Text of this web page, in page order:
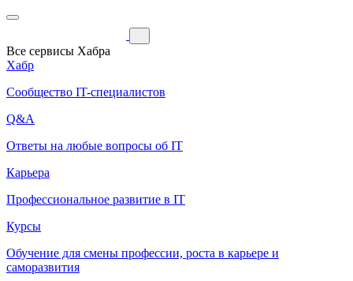
Все сервисы Хабра
Хабр
Сообщество IT-специалистов
Q&A
Ответы на любые вопросы об IT
Карьера
Профессиональное развитие в IT
Курсы
Обучение для смены профессии, роста в карьере и
саморазвития